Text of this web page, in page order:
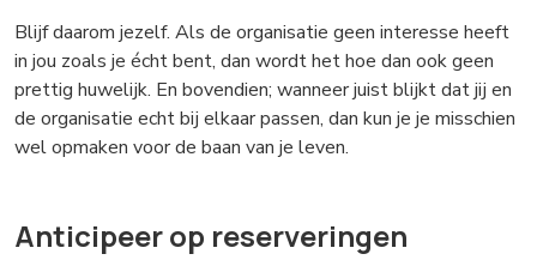
Blijf daarom jezelf. Als de organisatie geen interesse heeft
in jou zoals je écht bent, dan wordt het hoe dan ook geen
prettig huwelijk. En bovendien; wanneer juist blijkt dat jij en
de organisatie echt bij elkaar passen, dan kun je je misschien
wel opmaken voor de baan van je leven.
Anticipeer op reserveringen